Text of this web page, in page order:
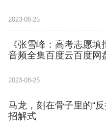
2023-08-25
《张雪峰：高考志愿填
音频全集百度云百度网
2023-08-25
马龙，刻在骨子里的“反
招解式